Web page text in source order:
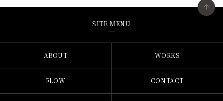
SITE MENU
ABOUT WORKS
FLOW CONTACT